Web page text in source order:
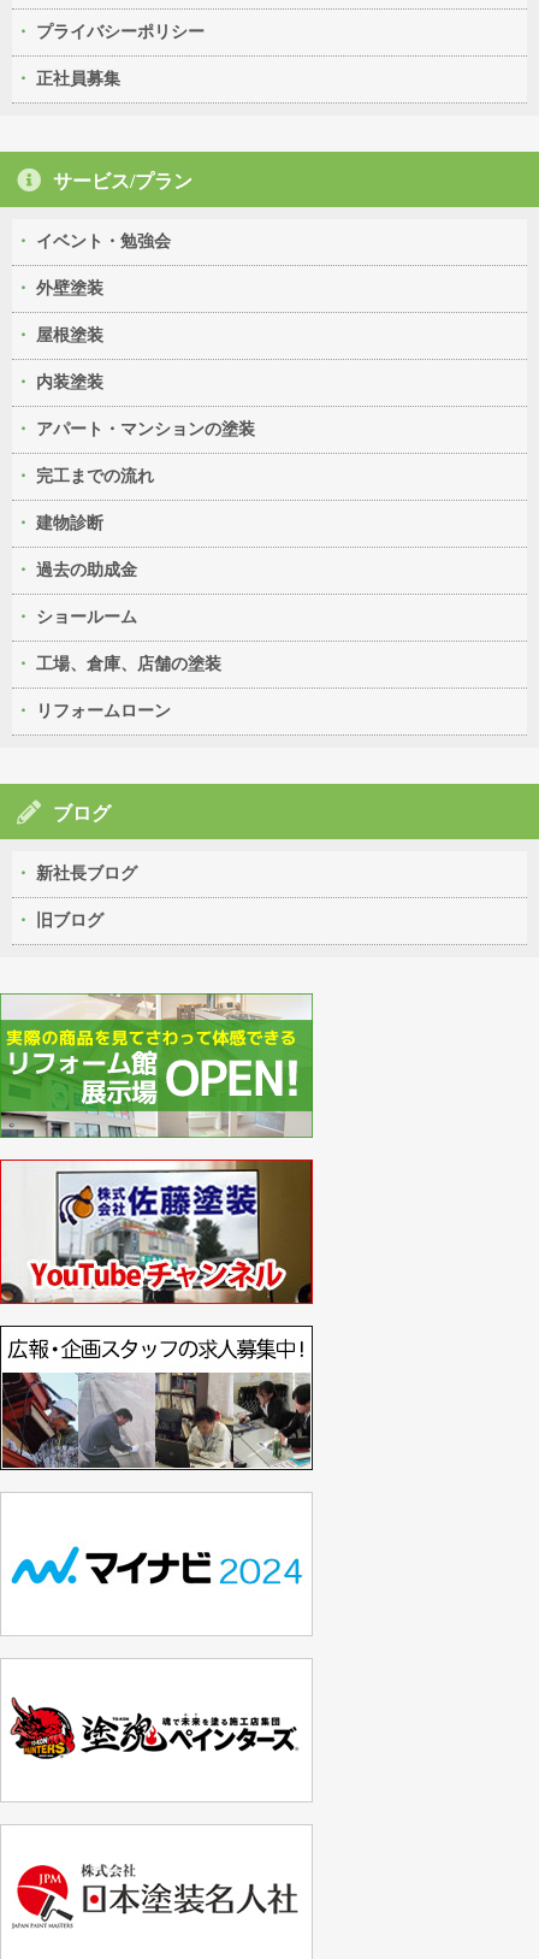
プライバシーポリシー
正社員募集
サービス/プラン
イベント・勉強会
外壁塗装
屋根塗装
内装塗装
アパート・マンションの塗装
完工までの流れ
建物診断
過去の助成金
ショールーム
工場、倉庫、店舗の塗装
リフォームローン
ブログ
新社長ブログ
旧ブログ